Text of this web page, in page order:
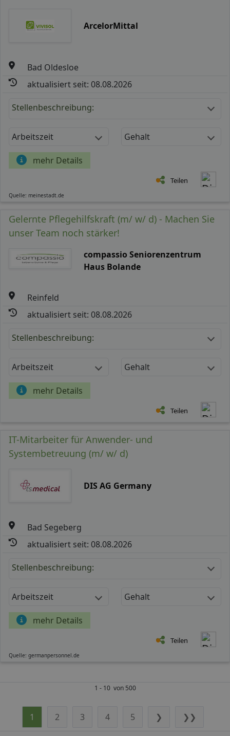
ArcelorMittal
Bad Oldesloe
aktualisiert seit: 08.08.2026
Stellenbeschreibung:
Arbeitszeit Gehalt
mehr Details
Teilen
Quelle: meinestadt.de
Gelernte Pflegehilfskraft (m/ w/ d) - Machen Sie
unser Team noch stärker!
compassio Seniorenzentrum
Haus Bolande
Reinfeld
aktualisiert seit: 08.08.2026
Stellenbeschreibung:
Arbeitszeit Gehalt
mehr Details
Teilen
IT-Mitarbeiter für Anwender- und
Systembetreuung (m/ w/ d)
DIS AG Germany
Bad Segeberg
aktualisiert seit: 08.08.2026
Stellenbeschreibung:
Arbeitszeit Gehalt
mehr Details
Teilen
Quelle: germanpersonnel.de
1 - 10 von 500
1 2 3 4 5 ❯ ❯❯